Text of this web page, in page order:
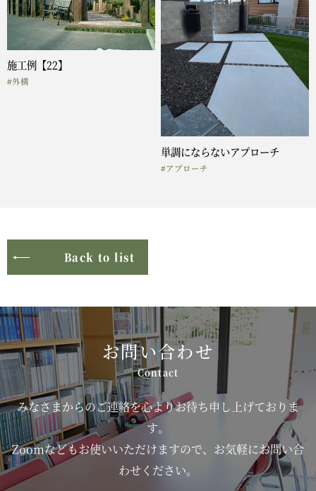
施工例【22】
#外構
単調にならないアプローチ
#アプローチ
Back to list
お問い合わせ
みなさまからのご連絡を心よりお待ち申し上げておりま
す。
Zoomなどもお使いいただけますので、お気軽にお問い合
わせください。